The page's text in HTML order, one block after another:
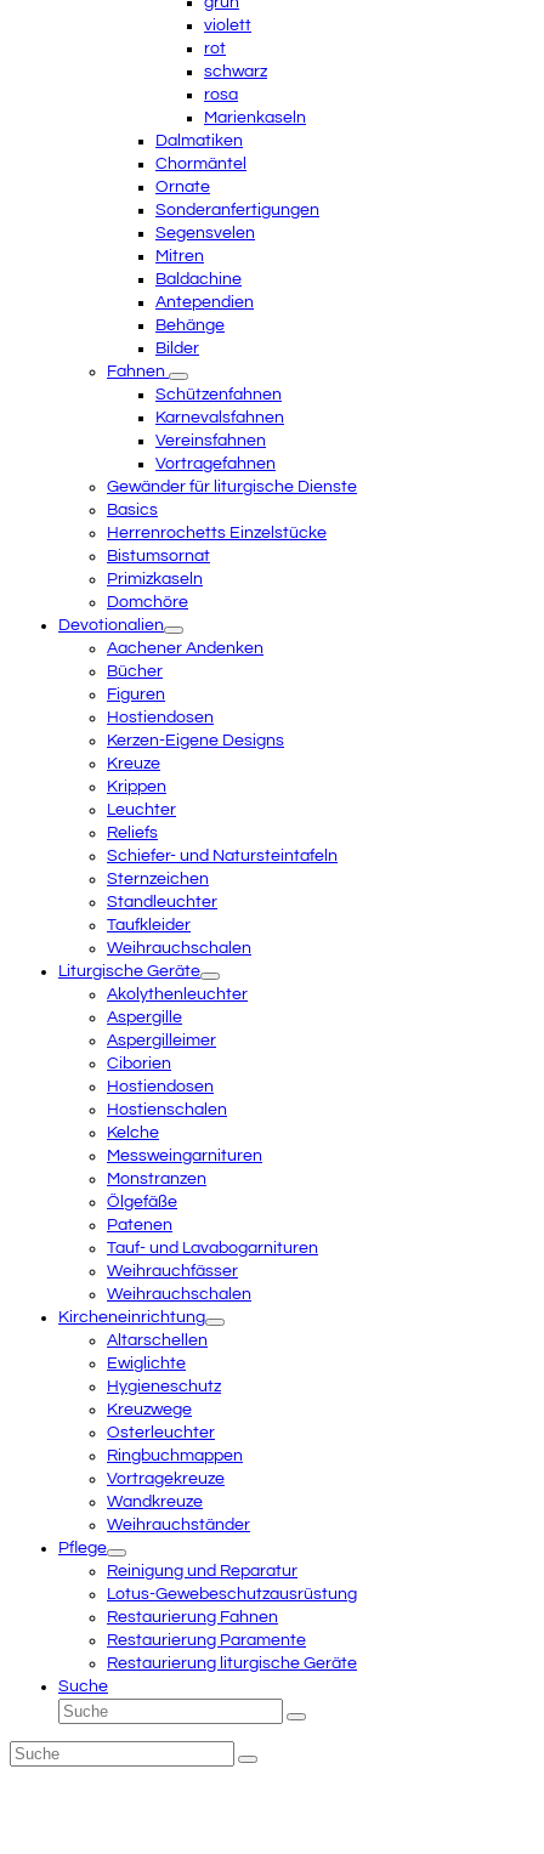
violett
rot
schwarz
rosa
Marienkaseln
Dalmatiken
Chormäntel
Ornate
Sonderanfertigungen
Segensvelen
Mitren
Baldachine
Antependien
Behänge
Bilder
Fahnen
Schützenfahnen
Karnevalsfahnen
Vereinsfahnen
Vortragefahnen
Gewänder für liturgische Dienste
Basics
Herrenrochetts Einzelstücke
Bistumsornat
Primizkaseln
Domchöre
Devotionalien
Aachener Andenken
Bücher
Figuren
Hostiendosen
Kerzen-Eigene Designs
Kreuze
Krippen
Leuchter
Reliefs
Schiefer- und Natursteintafeln
Sternzeichen
Standleuchter
Taufkleider
Weihrauchschalen
Liturgische Geräte
Akolythenleuchter
Aspergille
Aspergilleimer
Ciborien
Hostiendosen
Hostienschalen
Kelche
Messweingarnituren
Monstranzen
Ölgefäße
Patenen
Tauf- und Lavabogarnituren
Weihrauchfässer
Weihrauchschalen
Kircheneinrichtung
Altarschellen
Ewiglichte
Hygieneschutz
Kreuzwege
Osterleuchter
Ringbuchmappen
Vortragekreuze
Wandkreuze
Weihrauchständer
Pflege
Reinigung und Reparatur
Lotus-Gewebeschutzausrüstung
Restaurierung Fahnen
Restaurierung Paramente
Restaurierung liturgische Geräte
Suche
Suche
Senden
Suche
Senden